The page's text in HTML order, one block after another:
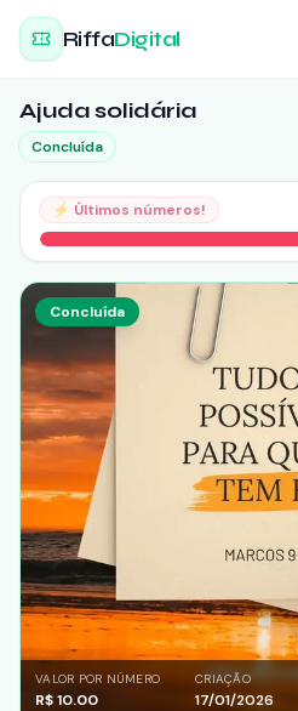
RiffaDigital
Ajuda solidária
Concluída
⚡ Últimos números!
VALOR POR NÚMERO
R$10.00
CRIAÇÃO
17/01/2026
Concluída